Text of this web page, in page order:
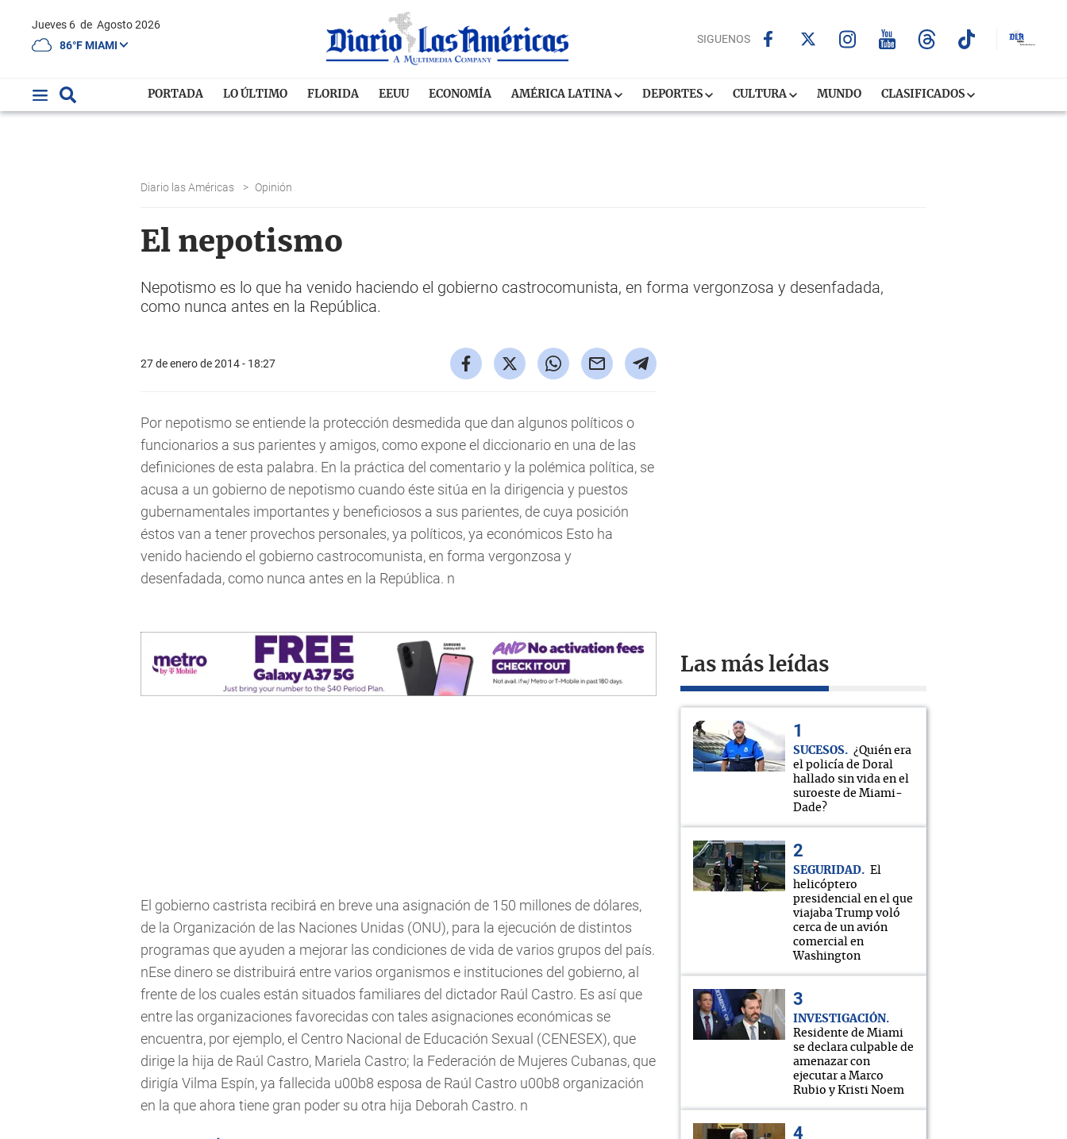
Jueves 6 de Agosto 2026
86°F MIAMI
SIGUENOS
PORTADA LO ÚLTIMO FLORIDA EEUU ECONOMÍA AMÉRICA LATINA DEPORTES CULTURA MUNDO CLASIFICADOS
Diario las Américas > Opinión
El nepotismo
Nepotismo es lo que ha venido haciendo el gobierno castrocomunista, en forma vergonzosa y desenfadada,
como nunca antes en la República.
27 de enero de 2014 - 18:27
Por nepotismo se entiende la protección desmedida que dan algunos políticos o
funcionarios a sus parientes y amigos, como expone el diccionario en una de las
definiciones de esta palabra. En la práctica del comentario y la polémica política, se
acusa a un gobierno de nepotismo cuando éste sitúa en la dirigencia y puestos
gubernamentales importantes y beneficiosos a sus parientes, de cuya posición
éstos van a tener provechos personales, ya políticos, ya económicos Esto ha
venido haciendo el gobierno castrocomunista, en forma vergonzosa y
desenfadada, como nunca antes en la República. n
El gobierno castrista recibirá en breve una asignación de 150 millones de dólares,
de la Organización de las Naciones Unidas (ONU), para la ejecución de distintos
programas que ayuden a mejorar las condiciones de vida de varios grupos del país.
nEse dinero se distribuirá entre varios organismos e instituciones del gobierno, al
frente de los cuales están situados familiares del dictador Raúl Castro. Es así que
entre las organizaciones favorecidas con tales asignaciones económicas se
encuentra, por ejemplo, el Centro Nacional de Educación Sexual (CENESEX), que
dirige la hija de Raúl Castro, Mariela Castro; la Federación de Mujeres Cubanas, que
dirigía Vilma Espín, ya fallecida u00b8 esposa de Raúl Castro u00b8 organización
en la que ahora tiene gran poder su otra hija Deborah Castro. n
Las más leídas
SUCESOS
¿Quién era
el policía de Doral
hallado sin vida en el
suroeste de Miami-
Dade?
SEGURIDAD
El
helicóptero
presidencial en el que
viajaba Trump voló
cerca de un avión
comercial en
Washington
INVESTIGACIÓN
Residente de Miami
se declara culpable de
amenazar con
ejecutar a Marco
Rubio y Kristi Noem